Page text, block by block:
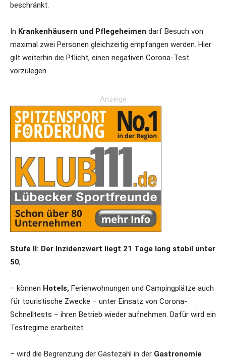
beschränkt.
In Krankenhäusern und Pflegeheimen darf Besuch von
maximal zwei Personen gleichzeitig empfangen werden. Hier
gilt weiterhin die Pflicht, einen negativen Corona-Test
vorzulegen.
Anzeige
Stufe II: Der Inzidenzwert liegt 21 Tage lang stabil unter
50,
– können Hotels, Ferienwohnungen und Campingplätze auch
für touristische Zwecke – unter Einsatz von Corona-
Schnelltests – ihren Betrieb wieder aufnehmen. Dafür wird ein
Testregime erarbeitet.
– wird die Begrenzung der Gästezahl in der Gastronomie